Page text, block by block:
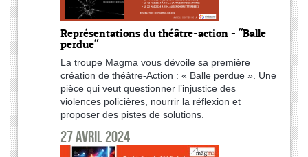
Représentations du théâtre-action - "Balle
perdue"
La troupe Magma vous dévoile sa première
création de théâtre-Action : « Balle perdue ». Une
pièce qui veut questionner l’injustice des
violences policières, nourrir la réflexion et
proposer des pistes de solutions.
27 avril 2024